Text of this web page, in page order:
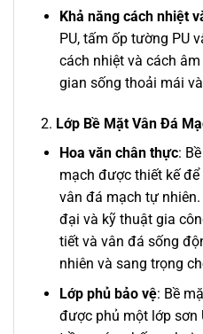
Khả năng cách nhiệt
PU, tấm ốp tường PU
cách nhiệt và cách
gian sống thoải mái
2. Lớp Bề Mặt Vân Đá
Hoa văn chân thực:
mạch được thiết kế
vân đá mạch tự
đại và kỹ thuật gia
tiết và vân đá sống
nhiên và sang trọng
Lớp phủ bảo vệ: Bề
được phủ một lớp sơn